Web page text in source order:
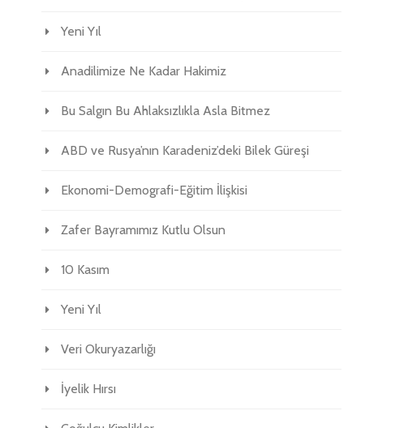
Yeni Yıl
Anadilimize Ne Kadar Hakimiz
Bu Salgın Bu Ahlaksızlıkla Asla Bitmez
ABD ve Rusya’nın Karadeniz’deki Bilek Güreşi
Ekonomi-Demografi-Eğitim İlişkisi
Zafer Bayramımız Kutlu Olsun
10 Kasım
Yeni Yıl
Veri Okuryazarlığı
İyelik Hırsı